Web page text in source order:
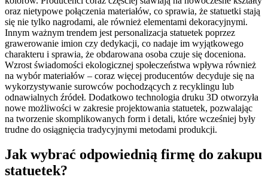
oraz nietypowe połączenia materiałów, co sprawia, że statuetki stają
się nie tylko nagrodami, ale również elementami dekoracyjnymi.
Innym ważnym trendem jest personalizacja statuetek poprzez
grawerowanie imion czy dedykacji, co nadaje im wyjątkowego
charakteru i sprawia, że obdarowana osoba czuje się doceniona.
Wzrost świadomości ekologicznej społeczeństwa wpływa również
na wybór materiałów – coraz więcej producentów decyduje się na
wykorzystywanie surowców pochodzących z recyklingu lub
odnawialnych źródeł. Dodatkowo technologia druku 3D otworzyła
nowe możliwości w zakresie projektowania statuetek, pozwalając
na tworzenie skomplikowanych form i detali, które wcześniej były
trudne do osiągnięcia tradycyjnymi metodami produkcji.
Jak wybrać odpowiednią firmę do zakupu
statuetek?